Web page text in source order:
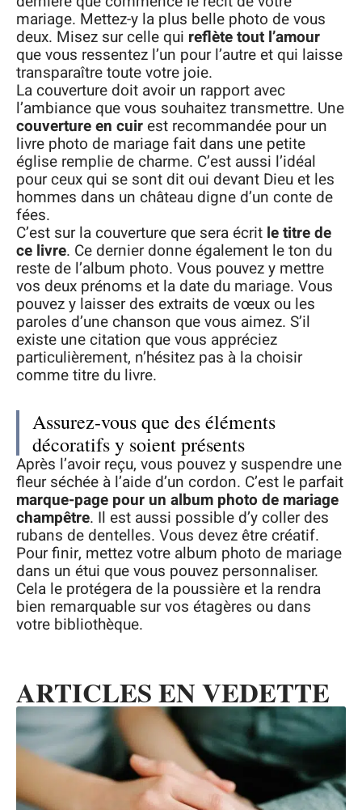
mariage. Mettez-y la plus belle photo de vous
deux. Misez sur celle qui reflète tout l’amour
que vous ressentez l’un pour l’autre et qui laisse
transparaître toute votre joie.
La couverture doit avoir un rapport avec
l’ambiance que vous souhaitez transmettre. Une
couverture en cuirest recommandée pour un
livre photo de mariage fait dans une petite
église remplie de charme. C’est aussi l’idéal
pour ceux qui se sont dit oui devant Dieu et les
hommes dans un château digne d’un conte de
fées.
C’est sur la couverture que sera écrit le titre de
ce livre. Ce dernier donne également le ton du
reste de l’album photo. Vous pouvez y mettre
vos deux prénoms et la date du mariage. Vous
pouvez y laisser des extraits de vœux ou les
paroles d’une chanson que vous aimez. S’il
existe une citation que vous appréciez
particulièrement, n’hésitez pas à la choisir
comme titre du livre.
Assurez-vous que des éléments
décoratifs y soient présents
Après l’avoir reçu, vous pouvez y suspendre une
fleur séchée à l’aide d’un cordon. C’est le parfait
marque-page pour un album photo de mariage
champêtre. Il est aussi possible d’y coller des
rubans de dentelles. Vous devez être créatif.
Pour finir, mettez votre album photo de mariage
dans un étui que vous pouvez personnaliser.
Cela le protégera de la poussière et la rendra
bien remarquable sur vos étagères ou dans
votre bibliothèque.
ARTICLES EN VEDETTE